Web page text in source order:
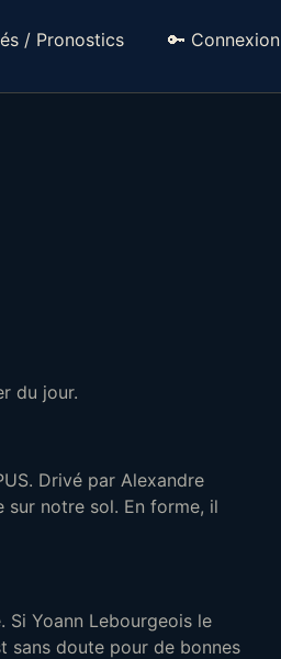
/ Pronostics 🔑 Connexion
du jour.
Drivé par Alexandre
sur notre sol. En forme, il
Yoann Lebourgeois le
sans doute pour de bonnes